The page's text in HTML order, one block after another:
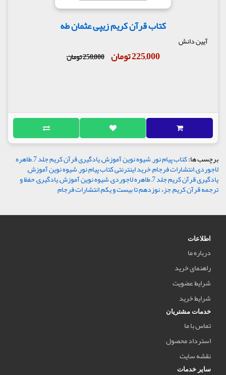
کتاب قرآن کریم زیپی عثمان طه
آیین دانش
225,000 تومان 250,000 تومان
برچسب ها:کتاب پیام نور,شیوه نوین آموزش,یادگیری قرآن کریم جلد 7 ,طاهره
لاجوردی,انتشارات فرجام,خرید اینترنتی کتاب پیام نور,شیوه نوین آموزش,
یادگیری قرآن کریم جلد 7 ,طاهره لاجوردی,شیوه نوین آموزش,یادگیری,حفظ و
ترجمه قرآن کریم,جزء نوزدهم تا بیست و یکم,انتشارات فرجام
اطلاعات
درباره ما
راهنمای خرید
شرایط عضویت
شرایط خرید
خدمات مشتریان
تماس با ما
استرداد محصول
نقشه سایت
سایر خدمات